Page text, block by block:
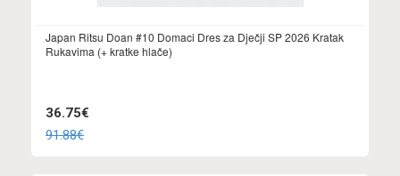
Japan Ritsu Doan #10 Domaci Dres za Dječji SP 2026 Kratak
Rukavima (+ kratke hlače)
36.75€
91.88€